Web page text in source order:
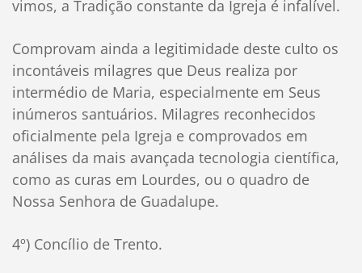
vimos, a Tradição constante da Igreja é infalível.
Comprovam ainda a legitimidade deste culto os
incontáveis milagres que Deus realiza por
intermédio de Maria, especialmente em Seus
inúmeros santuários. Milagres reconhecidos
oficialmente pela Igreja e comprovados em
análises da mais avançada tecnologia científica,
como as curas em Lourdes, ou o quadro de
Nossa Senhora de Guadalupe.
4º) Concílio de Trento.